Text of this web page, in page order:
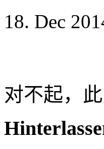
18. Dec
对不起，